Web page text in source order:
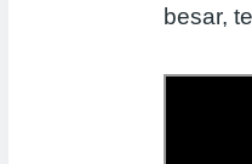
besar,